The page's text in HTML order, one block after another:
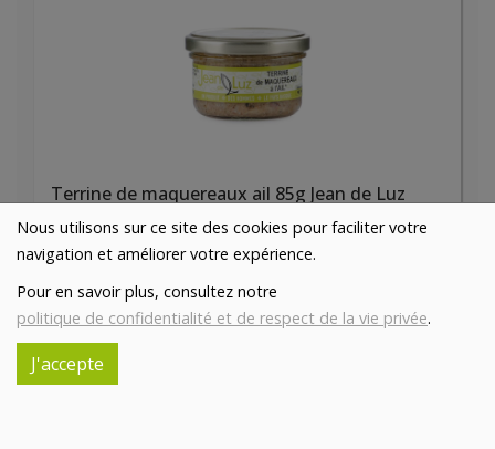
Nous utilisons sur ce site des cookies pour faciliter votre
navigation et améliorer votre expérience.
Pour en savoir plus, consultez notre
politique de confidentialité et de respect de la vie privée.
J'accepte
Terrine de maquereaux ail 85g Jean de Luz
- 1 pc
5.75€
Réception souhaitée le